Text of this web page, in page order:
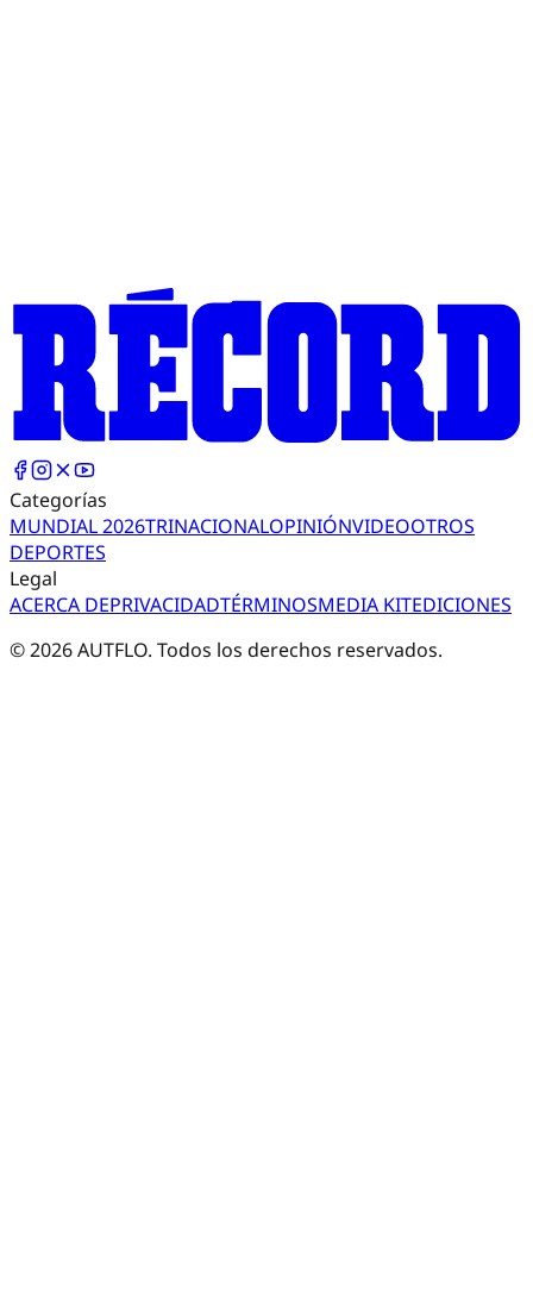
Categorías
MUNDIAL 2026TRINACIONALOPINIÓNVIDEOOTROS
DEPORTES
Legal
ACERCA DEPRIVACIDADTÉRMINOSMEDIA KITEDICIONES
©2026AUTFLO. Todos los derechos reservados.